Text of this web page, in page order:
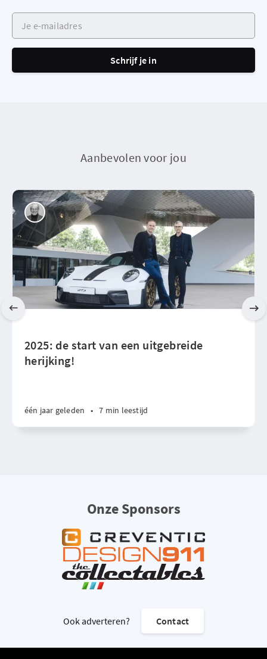
Je e-mailadres
Schrijf je in
Aanbevolen voor jou
2025: de start van een uitgebreide
herijking!
één jaar geleden • 7 min leestijd
Onze Sponsors
Ook adverteren? Contact